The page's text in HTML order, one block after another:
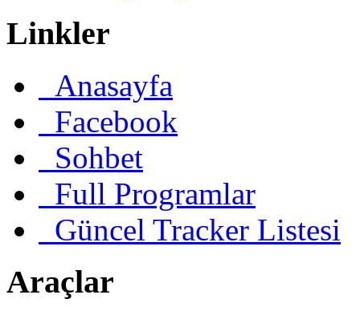
Linkler
Anasayfa
Facebook
Sohbet
Full Programlar
Güncel Tracker Listesi
Araçlar